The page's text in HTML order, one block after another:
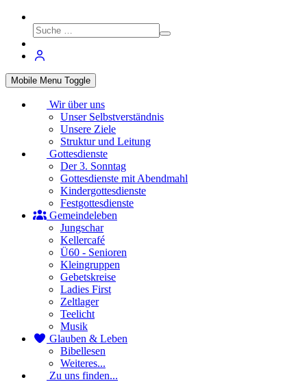
Mobile Menu Toggle
Wir über uns
Unser Selbstverständnis
Unsere Ziele
Struktur und Leitung
Gottesdienste
Der 3. Sonntag
Gottesdienste mit Abendmahl
Kindergottesdienste
Festgottesdienste
Gemeindeleben
Jungschar
Kellercafé
Ü60 - Senioren
Kleingruppen
Gebetskreise
Ladies First
Zeltlager
Teelicht
Musik
Glauben & Leben
Bibellesen
Weiteres...
Zu uns finden...